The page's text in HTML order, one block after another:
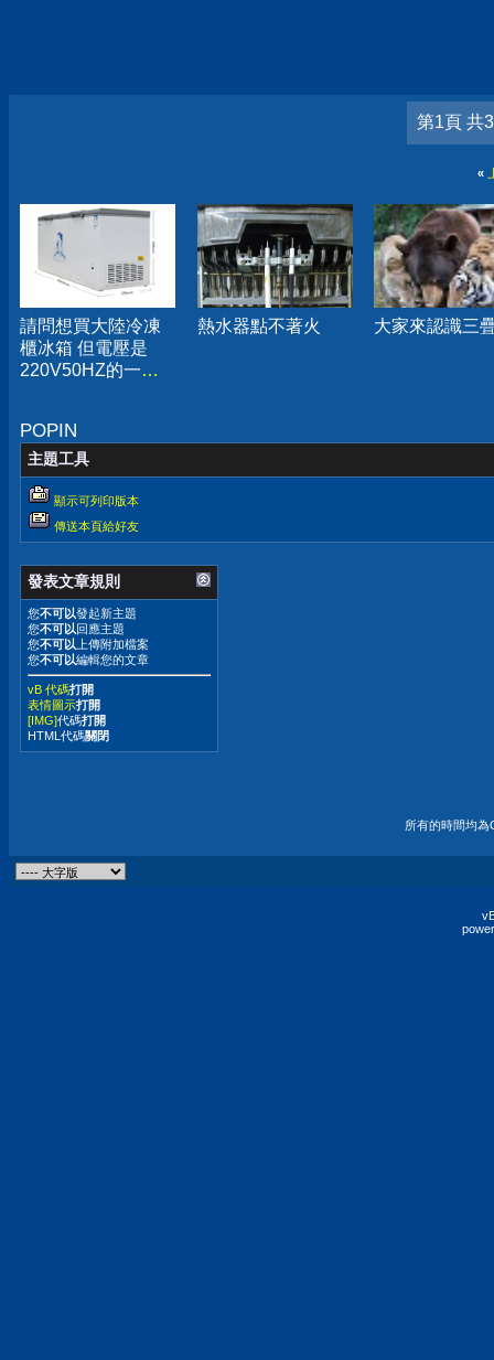
第1頁 共
«
請問想買大陸冷凍
櫃冰箱 但電壓是
220V50HZ的一些
熱水器點不著火 大家來認識三
POPIN
主題工具
顯示可列印版本
傳送本頁給好友
發表文章規則
您不可以發起新主題
您不可以回應主題
您不可以 上傳附加檔案
您不可以編輯您的文章
vB 代碼打開
表情圖示打開
[IMG]代碼打開
HTML代碼關閉
所有的時間均為